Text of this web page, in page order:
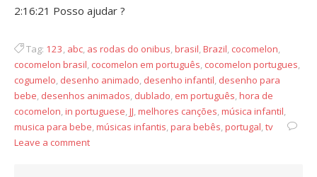
2:16:21 Posso ajudar ?
Tag: 123, abc, as rodas do onibus,brasil,Brazil, cocomelon,
cocomelon brasil, cocomelon em português, cocomelon portugues,
cogumelo, desenho animado, desenho infantil, desenho para
bebe, desenhos animados, dublado, em português,hora de
cocomelon,in portuguese,JJ,melhores canções,música infantil,
musica para bebe,músicas infantis,para bebês,portugal,tv
Leave a comment